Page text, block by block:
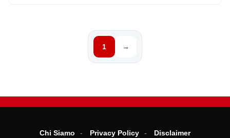
1 →
Chi Siamo Privacy Policy Disclaimer